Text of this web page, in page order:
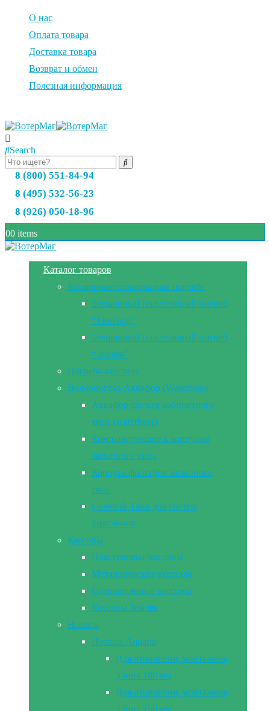
О нас
Оплата товара
Доставка товара
Возврат и обмен
Полезная информация
Search
8 (800) 551-84-94
8 (495) 532-56-23
8 (926) 050-18-96
00 items
Каталог товаров
Бесшовные пластиковые погреба
Бесшовный пластиковый погреб
“Тингард”
Бесшовный пластиковый погреб
“Земляк”
Погреба-кессоны
Водоочистка Аквафор (Waterboss)
Аквафор фильтр кабинетного
типа (waterboss)
Комплектующие к корпусам
засыпного типа
Корпуса фильтров засыпного
типа
Солевой Танк для систем
умягчения
Кессоны
Пластиковые кессоны
Металлические кессоны
Оцинкованные кессоны
Кессоны Земляк
Насосы
Насосы Aquario
Для отопления, монтажная
длина 180 мм
Для отопления, монтажная
длина 130 мм